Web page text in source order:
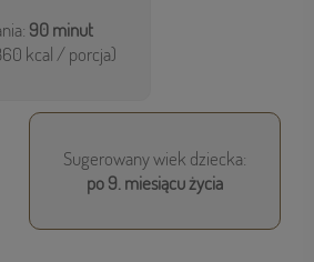
90 minut
kcal / porcja)
Sugerowany wiek dziecka:
po 9. miesiącu życia